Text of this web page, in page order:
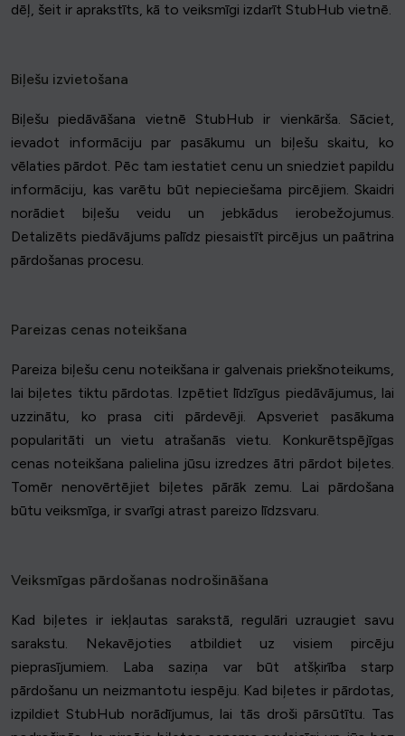
dēļ, šeit ir aprakstīts, kā to veiksmīgi izdarīt StubHub vietnē.
Biļešu izvietošana
Biļešu piedāvāšana vietnē StubHub ir vienkārša. Sāciet,
ievadot informāciju par pasākumu un biļešu skaitu, ko
vēlaties pārdot. Pēc tam iestatiet cenu un sniedziet papildu
informāciju, kas varētu būt nepieciešama pircējiem. Skaidri
norādiet biļešu veidu un jebkādus ierobežojumus.
Detalizēts piedāvājums palīdz piesaistīt pircējus un paātrina
pārdošanas procesu.
Pareizas cenas noteikšana
Pareiza biļešu cenu noteikšana ir galvenais priekšnoteikums,
lai biļetes tiktu pārdotas. Izpētiet līdzīgus piedāvājumus, lai
uzzinātu, ko prasa citi pārdevēji. Apsveriet pasākuma
popularitāti un vietu atrašanās vietu. Konkurētspējīgas
cenas noteikšana palielina jūsu izredzes ātri pārdot biļetes.
Tomēr nenovērtējiet biļetes pārāk zemu. Lai pārdošana
būtu veiksmīga, ir svarīgi atrast pareizo līdzsvaru.
Veiksmīgas pārdošanas nodrošināšana
Kad biļetes ir iekļautas sarakstā, regulāri uzraugiet savu
sarakstu. Nekavējoties atbildiet uz visiem pircēju
pieprasījumiem. Laba saziņa var būt atšķirība starp
pārdošanu un neizmantotu iespēju. Kad biļetes ir pārdotas,
izpildiet StubHub norādījumus, lai tās droši pārsūtītu. Tas